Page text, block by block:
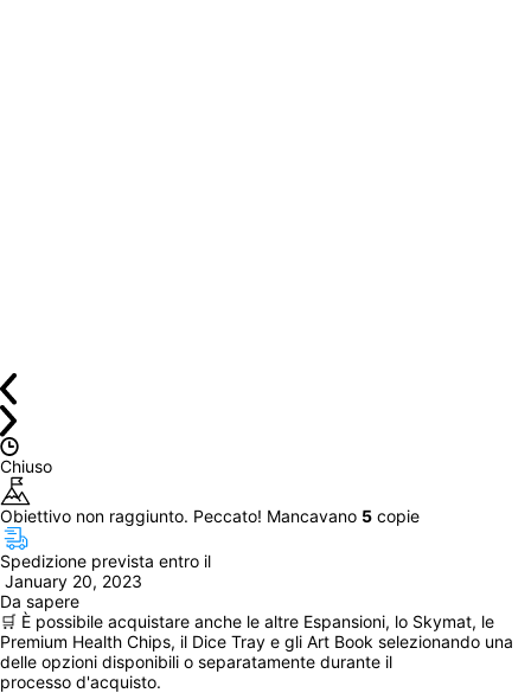
Chiuso
Obiettivo non raggiunto. Peccato! Mancavano 5 copie
Spedizione prevista entro il
January 20, 2023
Da sapere
🛒 È possibile acquistare anche le altre Espansioni, lo Skymat, le
Premium Health Chips, il Dice Tray e gli Art Book selezionando una
delle opzioni disponibili o separatamente durante il
processo d'acquisto.